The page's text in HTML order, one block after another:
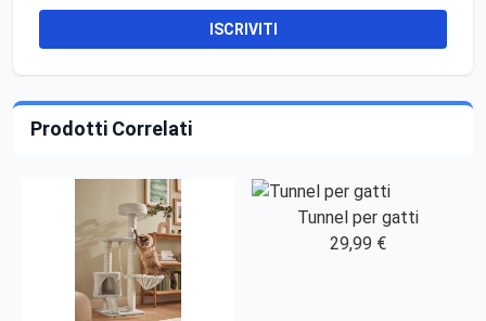
ISCRIVITI
Prodotti Correlati
Tunnel per gatti
29,99 €